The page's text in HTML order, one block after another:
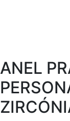
ANEL